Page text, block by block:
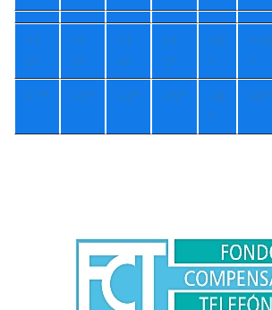
+1
6°
+1
5°
+1
4°
+1
3°
+9
°
+13
°
+7° +5° +3° +5° +8
°
+8°